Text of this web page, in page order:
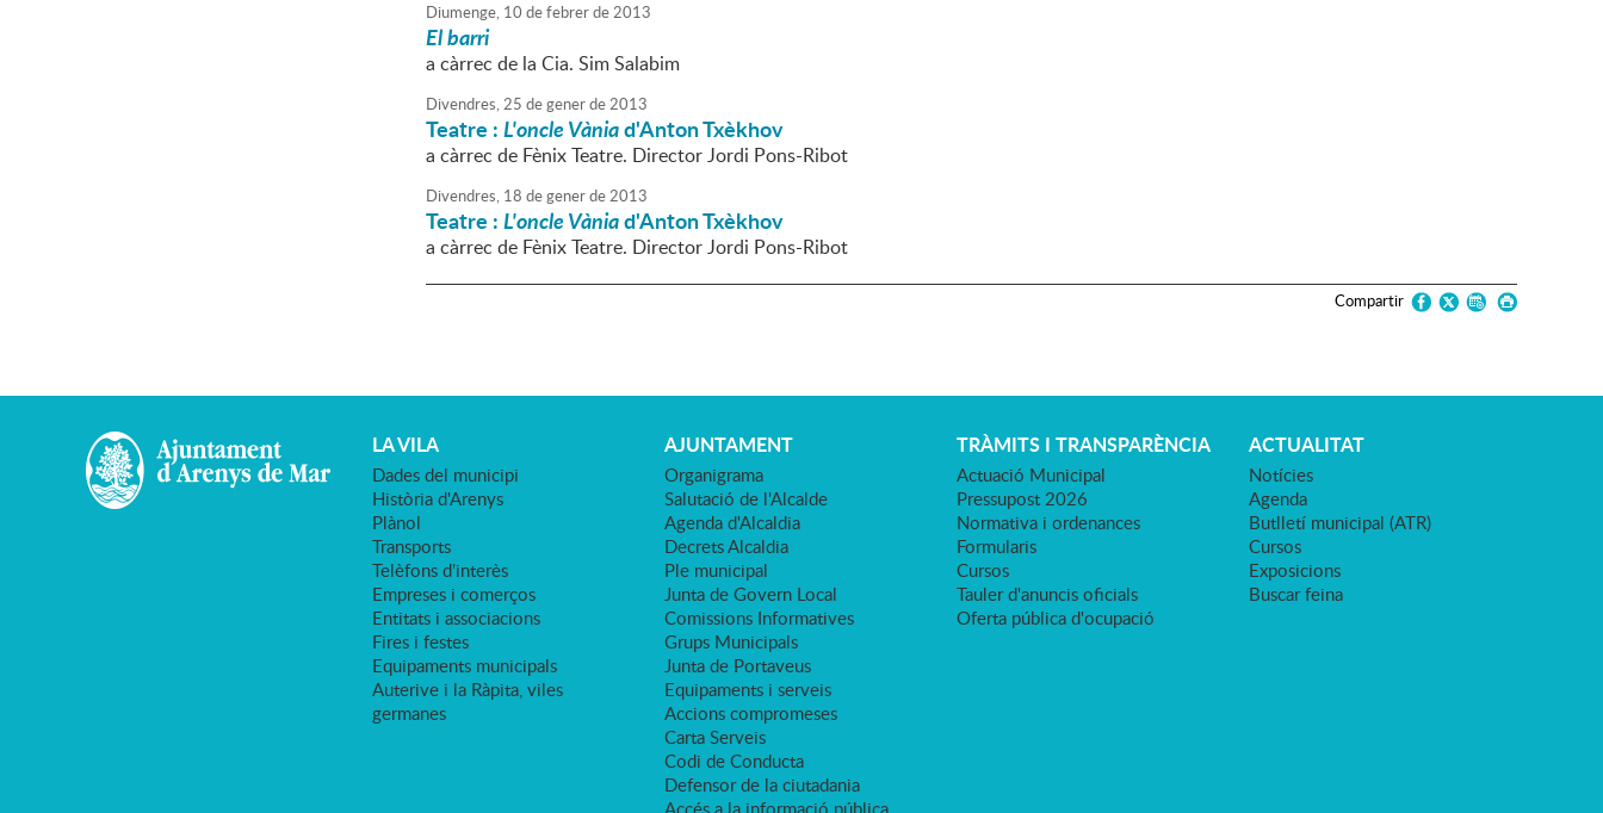
Diumenge, 10 defebrerde2013
El barri
a càrrec de la Cia. Sim Salabim
Divendres,25 degenerde2013
Teatre :L'oncle Vàniad'Anton Txèkhov
a càrrec de Fènix Teatre. Director Jordi Pons-Ribot
Divendres, 18 degenerde2013
Teatre :L'oncle Vàniad'Anton Txèkhov
a càrrec de Fènix Teatre. Director Jordi Pons-Ribot
Compartir
LA VILA
Dades del municipi
Història d'Arenys
Plànol
Transports
Telèfons d'interès
Empreses i comerços
Entitats i associacions
Fires i festes
Equipaments municipals
Auterive i la Ràpita, viles
germanes
AJUNTAMENT
Organigrama
Salutació de l'Alcalde
Agenda d'Alcaldia
Decrets Alcaldia
Ple municipal
Junta de Govern Local
Comissions Informatives
Grups Municipals
Junta de Portaveus
Equipaments i serveis
Accions compromeses
Carta Serveis
Codi de Conducta
Defensor de la ciutadania
TRÀMITS I TRANSPARÈNCIA
Actuació Municipal
Pressupost 2026
Normativa i ordenances
Formularis
Cursos
Tauler d'anuncis oficials
Oferta pública d'ocupació
ACTUALITAT
Notícies
Agenda
Butlletí municipal (ATR)
Cursos
Exposicions
Buscar feina